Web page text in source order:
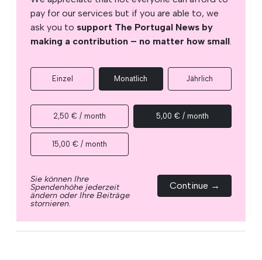
pay for our services but if you are able to, we
ask you to support The Portugal News by
making a contribution – no matter how small.
Einzel Monatlich Jährlich
2,50 € / month 5,00 € / month
15,00 € / month
Sie können Ihre
Spendenhöhe jederzeit
ändern oder Ihre Beiträge
stornieren.
Continue →